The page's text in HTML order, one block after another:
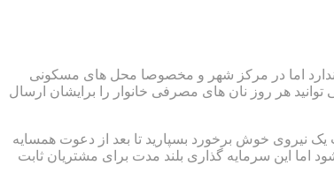
ندارد اما در مرکز شهر و مخصوصا محل های مسکونی
هر روز نان های مصرفی خانوار را برایشان ارسال
یک نیروی خوش برخورد بسپارید تا بعد از دعوت همسایه
به نانوایی بیاورند و کارت اشتراک را تحویل بگیرند. تمام این هزینه ها کمتر از ۵۰ هزار تومان می شود اما این سرمایه گذاری بلند مدت برای مشتریان ثابت